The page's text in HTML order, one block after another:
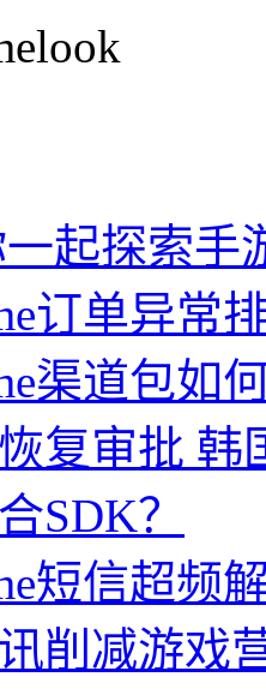
起探索手
订单异常
渠道包如
复审批 韩
SDK？
短信超频
削减游戏